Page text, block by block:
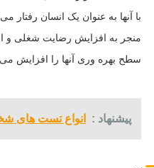
با آنها به عنوان یک انسان رفتار
منجر به افزایش رضایت شغلی و
سطح بهره وری آنها را افزایش
پیشنهاد : انواع تست های